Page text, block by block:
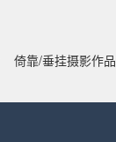
倚靠/垂挂摄影作品